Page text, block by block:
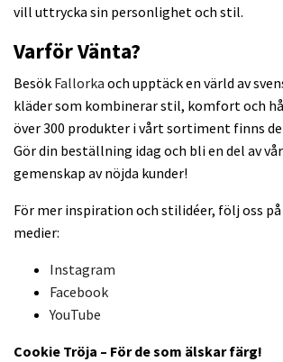
vill uttrycka sin personlighet och stil.
Varför Vänta?
Besök Fallorka och upptäck en värld av
kläder som kombinerar stil, komfort och
över 300 produkter i vårt sortiment finns
Gör din beställning idag och bli en del av
gemenskap av nöjda kunder!
För mer inspiration och stilidéer, följ oss på
medier:
Instagram
Facebook
YouTube
Cookie Tröja – För de som älskar färg!